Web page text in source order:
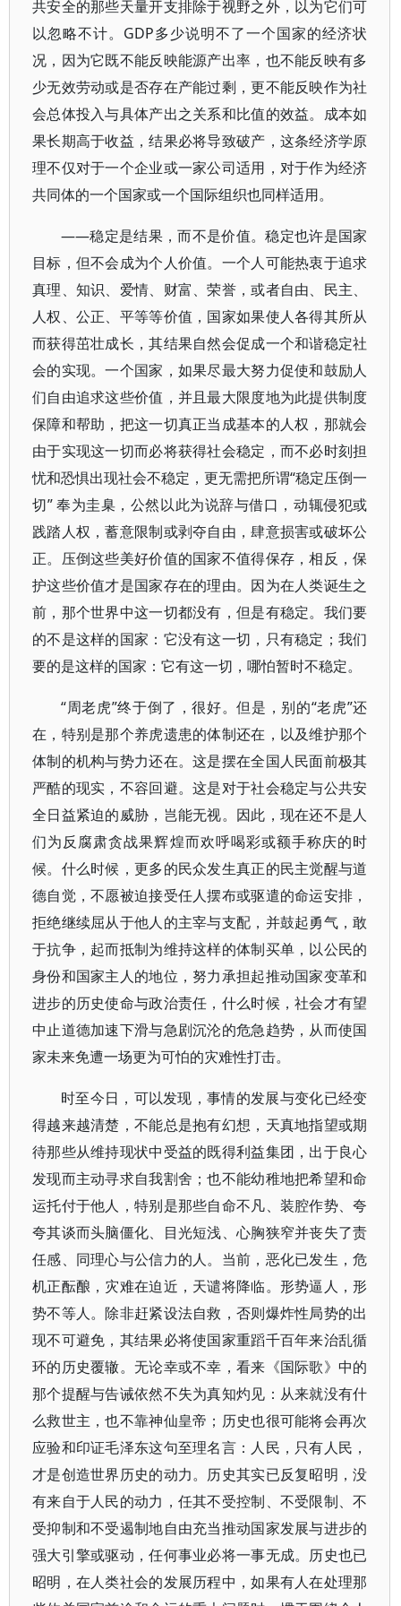
共安全的那些天量开支排除于视野之外，以为它们可
以忽略不计。GDP多少说明不了一个国家的经济状
况，因为它既不能反映能源产出率，也不能反映有多
少无效劳动或是否存在产能过剩，更不能反映作为社
会总体投入与具体产出之关系和比值的效益。成本如
果长期高于收益，结果必将导致破产，这条经济学原
理不仅对于一个企业或一家公司适用，对于作为经济
共同体的一个国家或一个国际组织也同样适用。
——稳定是结果，而不是价值。稳定也许是国家
目标，但不会成为个人价值。一个人可能热衷于追求
真理、知识、爱情、财富、荣誉，或者自由、民主、
人权、公正、平等等价值，国家如果使人各得其所从
而获得茁壮成长，其结果自然会促成一个和谐稳定社
会的实现。一个国家，如果尽最大努力促使和鼓励人
们自由追求这些价值，并且最大限度地为此提供制度
保障和帮助，把这一切真正当成基本的人权，那就会
由于实现这一切而必将获得社会稳定，而不必时刻担
忧和恐惧出现社会不稳定，更无需把所谓“稳定压倒一
切” 奉为圭臬，公然以此为说辞与借口，动辄侵犯或
践踏人权，蓄意限制或剥夺自由，肆意损害或破坏公
正。压倒这些美好价值的国家不值得保存，相反，保
护这些价值才是国家存在的理由。因为在人类诞生之
前，那个世界中这一切都没有，但是有稳定。我们要
的不是这样的国家：它没有这一切，只有稳定；我们
要的是这样的国家：它有这一切，哪怕暂时不稳定。
“周老虎”终于倒了，很好。但是，别的“老虎”还
在，特别是那个养虎遗患的体制还在，以及维护那个
体制的机构与势力还在。这是摆在全国人民面前极其
严酷的现实，不容回避。这是对于社会稳定与公共安
全日益紧迫的威胁，岂能无视。因此，现在还不是人
们为反腐肃贪战果辉煌而欢呼喝彩或额手称庆的时
候。什么时候，更多的民众发生真正的民主觉醒与道
德自觉，不愿被迫接受任人摆布或驱遣的命运安排，
拒绝继续屈从于他人的主宰与支配，并鼓起勇气，敢
于抗争，起而抵制为维持这样的体制买单，以公民的
身份和国家主人的地位，努力承担起推动国家变革和
进步的历史使命与政治责任，什么时候，社会才有望
中止道德加速下滑与急剧沉沦的危急趋势，从而使国
家未来免遭一场更为可怕的灾难性打击。
时至今日，可以发现，事情的发展与变化已经变
得越来越清楚，不能总是抱有幻想，天真地指望或期
待那些从维持现状中受益的既得利益集团，出于良心
发现而主动寻求自我割舍；也不能幼稚地把希望和命
运托付于他人，特别是那些自命不凡、装腔作势、夸
夸其谈而头脑僵化、目光短浅、心胸狭窄并丧失了责
任感、同理心与公信力的人。当前，恶化已发生，危
机正酝酿，灾难在迫近，天谴将降临。形势逼人，形
势不等人。除非赶紧设法自救，否则爆炸性局势的出
现不可避免，其结果必将使国家重蹈千百年来治乱循
环的历史覆辙。无论幸或不幸，看来《国际歌》中的
那个提醒与告诫依然不失为真知灼见：从来就没有什
么救世主，也不靠神仙皇帝；历史也很可能将会再次
应验和印证毛泽东这句至理名言：人民，只有人民，
才是创造世界历史的动力。历史其实已反复昭明，没
有来自于人民的动力，任其不受控制、不受限制、不
受抑制和不受遏制地自由充当推动国家发展与进步的
强大引擎或驱动，任何事业必将一事无成。历史也已
昭明，在人类社会的发展历程中，如果有人在处理那